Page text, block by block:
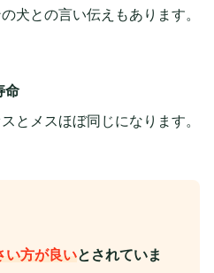
犬との言い伝えもあります。
命
とメスほぼ同じになります。
い方が良いとされていま